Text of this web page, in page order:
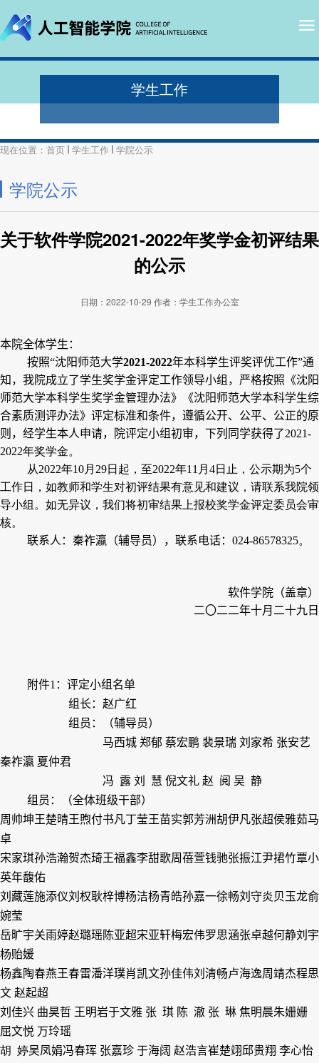
学生工作
现在位置： 首页 学生工作 学院公示
学院公示
关于软件学院2021-2022年奖学金初评结果
的公示
日期：2022-10-29 作者：学生工作办公室
本院全体学生：
按照“沈阳师范大学2021-2022年本科学生评奖评优工作”通
知，我院成立了学生奖学金评定工作领导小组，严格按照《沈阳
师范大学本科学生奖学金管理办法》《沈阳师范大学本科学生综
合素质测评办法》评定标准和条件，遵循公开、公平、公正的原
则，经学生本人申请，院评定小组初审，下列同学获得了2021-
2022年奖学金。
从2022年10月 29日起，至2022年11 月4日止，公示期为5个
工作日，如教师和学生对初评结果有意见和建议，请联系我院领
导小组。如无异议，我们将初审结果上报校奖学金评定委员会审
核。
联系人：秦祚瀛 （辅导员），联系电话：024-86578325。
软件学院（盖章）
二〇二二年十月 二十九 日
附件1 ：评定小组名单
组长： 赵广红
组员：（辅导员）
马西城 郑郁 蔡宏鹏 裴景瑞 刘家希 张安艺
秦祚瀛 夏仲君
冯 露 刘 慧 倪文礼 赵 阅 吴 静
组员：（全体班级干部）
周帅坤王楚晴王煦付书凡丁莹王苗实郭芳洲胡伊凡张超侯雅茹马
卓
宋家琪孙浩瀚贺杰琦王福鑫李甜歌周蓓萱钱驰张振江尹捃竹覃小
英年馥佑
刘藏莲施添仪刘 权耿梓博杨洁杨青皓孙嘉一徐畅刘守炎贝玉龙俞
婉莹
岳旷宇关雨婷赵璐瑶陈亚超宋亚轩梅宏伟罗思涵张卓越何静刘 宇
杨贻媛
杨鑫陶春燕王春雷潘洋璞肖凯文孙佳伟刘清畅卢海逸周靖杰程思
文 赵起超
刘佳兴 曲昊哲 王明岩于文雅 张 琪 陈 澈 张 琳 焦明晨朱姗姗
屈文悦 万玲瑶
胡 婷吴凤娟冯春珲 张嘉珍 于海阔 赵浩言崔楚翊 邱贵翔 李心怡